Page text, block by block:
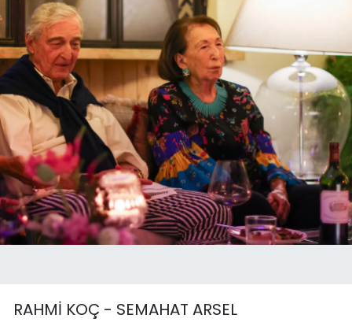
RAHMİ KOÇ - SEMAHAT ARSEL